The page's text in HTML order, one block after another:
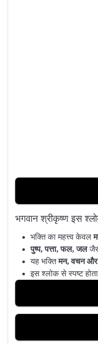
भगवान श्रीकृष्ण इस
भक्ति का महत्त्व केवल
पुष्प, पत्ता, फल, जल
यह भक्तिमन, वचन और
इस श्लोक से स्पष्ट